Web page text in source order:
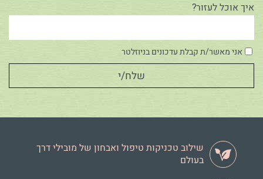
איך אוכל לעזור?
אני מאשר/ת קבלת עדכונים בניוזלטר
שילוב טכניקות טיפול ואבחון של מובילי דרך
בעולם